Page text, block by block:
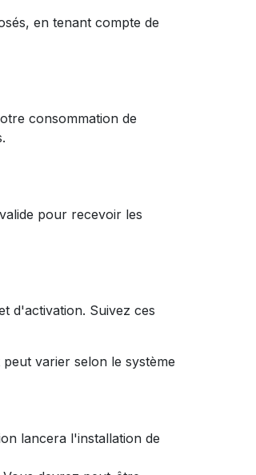
en tenant compte de
consommation de
pour recevoir les
d'activation. Suivez ces
varier selon le système
lancera l'installation de